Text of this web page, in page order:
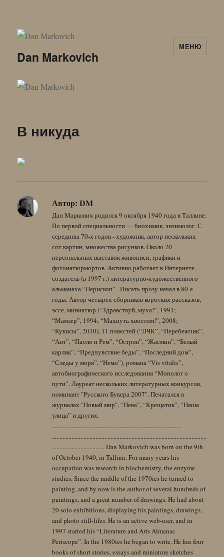
Dan Markovich
МЕНЮ
В никуда
Автор: DM
Дан Маркович родился 9 октября 1940 года в Таллине.
По первой специальности — биохимик, энзимолог. С
середины 70-х годов - художник, автор нескольких
сот картин, множества рисунков. Около 20
персональных выставок живописи, графики и
фотонатюрмортов. Активно работает в Интернете,
создатель (в 1997 г.) литературно-художественного
альманаха “Перископ” . Писать прозу начал в 80-е
годы. Автор четырех сборников коротких рассказов,
эссе, миниатюр (“Здравствуй, муха!”, 1991;
“Мамзер”, 1994; “Махнуть хвостом!”, 2008;
“Кукисы”, 2010), 11 повестей (“ЛЧК”, “Перебежчик”,
“Ант”, “Паоло и Рем”, “Остров”, “Жасмин”, “Белый
карлик”, “Предчувствие беды”, “Последний дом”,
“Следы у моря”, “Немо”), романа “Vis vitalis”,
автобиографического исследования “Монолог о
пути”. Лауреат нескольких литературных конкурсов,
номинант "Русского Букера 2007". Печатался в
журналах "Новый мир", “Нева”, “Крещатик”, “Наша
улица” и других.
......................................................................................
.......................................................................................................
................................... Dan Markovich was born on the 9th
of October 1940, in Tallinn. For many years his
occupation was research in biochemistry, the enzyme
studies. Since the middle of the 1970ies he turned to
painting, and by now is the author of several hundreds of
paintings, and a great number of drawings. He had about
20 solo exhibitions, displaying his paintings, drawings,
and photo still-lifes. He is an active web-user, and in
1997 started his “Literature and Arts Almanac
Periscope”. In the 1980ies he began to write. He has four
books of short stories, essays and miniature sketches